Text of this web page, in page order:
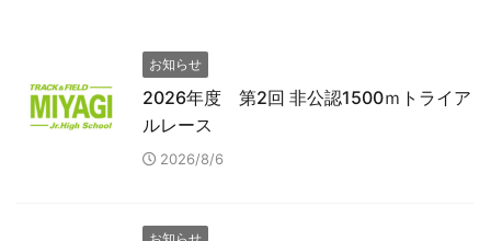
お知らせ
2026年度 第2回 非公認1500ｍトライア
ルレース
2026/8/6